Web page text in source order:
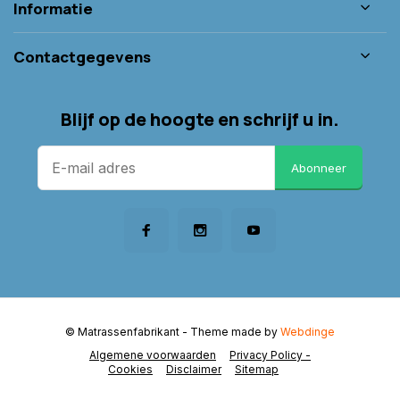
Informatie
Contactgegevens
Blijf op de hoogte en schrijf u in.
Abonneer
Algemene voorwaarden
Privacy Policy -
Cookies
Disclaimer Sitemap
© Matrassenfabrikant - Theme made by Webdinge